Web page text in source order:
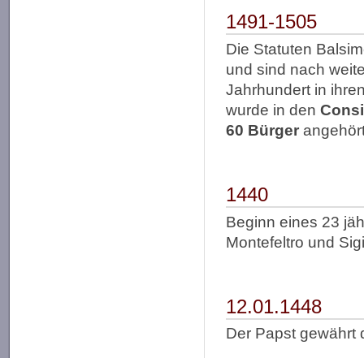
1491-1505
Die Statuten
und sind nach
Jahrhundert in
wurde in den
60 Bürger
1440
Beginn eines 23
Montefeltro und
12.01.1448
Der Papst gewährt